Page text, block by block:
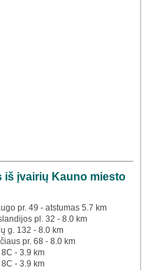
iš įvairių Kauno miesto
pr. 49 - atstumas 5.7 km
pl. 32 - 8.0 km
g. 132 - 8.0 km
pr. 68 - 8.0 km
- 3.9 km
- 3.9 km